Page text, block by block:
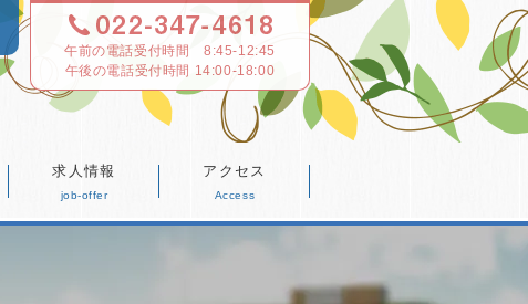
午前の電話受付時間 8:45-12:45
求人情報 アクセス